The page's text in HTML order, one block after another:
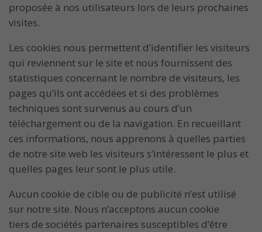
proposée à nos utilisateurs lors de leurs prochaines
visites.
Les cookies nous permettent d’identifier les visiteurs
qui reviennent sur le site et nous fournissent des
statistiques concernant le nombre de visiteurs, les
pages qu’ils ont accédées et si des problèmes
techniques sont survenus au cours d’un
téléchargement ou de la navigation. En recueillant
ces informations, nous apprenons à quelles parties
de notre site web les visiteurs s’intéressent le plus et
quelles pages leur sont le plus utile.
Aucun cookie de cible ou de publicité n’est utilisé
sur notre site. Nous n’acceptons aucun cookie
tiers de sociétés partenaires susceptibles d’être